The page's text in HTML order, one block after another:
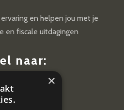
en helpen jou met je
en fiscale uitdagingen
naar:
Diensten
×